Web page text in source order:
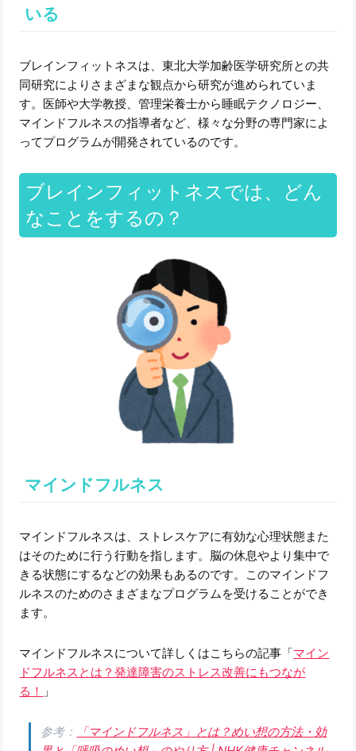
いる
ブレインフィットネスは、東北大学加齢医学研究所との共
同研究によりさまざまな観点から研究が進められていま
す。医師や大学教授、管理栄養士から睡眠テクノロジー、
マインドフルネスの指導者など、様々な分野の専門家によ
ってプログラムが開発されているのです。
ブレインフィットネスでは、どん
なことをするの？
マインドフルネス
マインドフルネスは、ストレスケアに有効な心理状態また
はそのために行う行動を指します。脳の休息やより集中で
きる状態にするなどの効果もあるのです。このマインドフ
ルネスのためのさまざまなプログラムを受けることができ
ます。
マインドフルネスについて詳しくはこちらの記事「マイン
ドフルネスとは？発達障害のストレス改善にもつなが
る！ 」
参考：
「マインドフルネス」とは？めい想の方法・効